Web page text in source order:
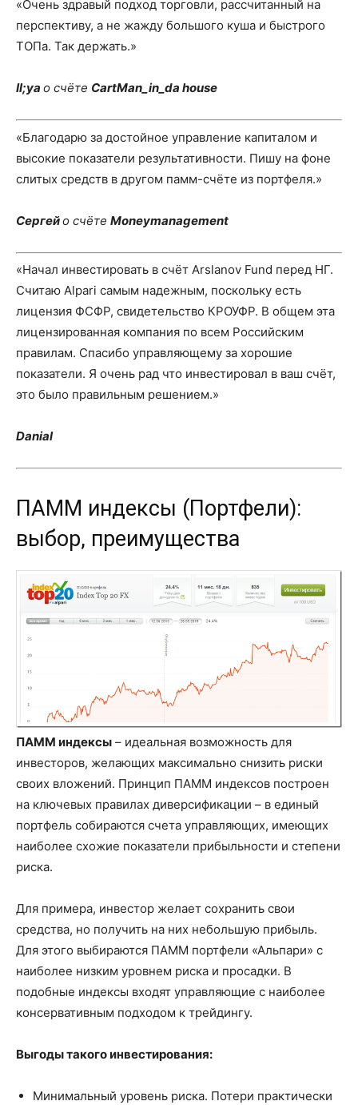
«Очень здравый подход торговли, рассчитанный на
перспективу, а не жажду большого куша и быстрого
ТОПа. Так держать.»
Il;ya о счёте CartMan_in_da house
«Благодарю за достойное управление капиталом и
высокие показатели результативности. Пишу на фоне
слитых средств в другом памм-счёте из портфеля.»
Сергейо счёте Moneymanagement
«Начал инвестировать в счёт Arslanov Fund перед НГ.
Считаю Alpari самым надежным, поскольку есть
лицензия ФСФР, свидетельство КРОУФР. В общем эта
лицензированная компания по всем Российским
правилам. Спасибо управляющему за хорошие
показатели. Я очень рад что инвестировал в ваш счёт,
это было правильным решением.»
Danial
ПАММ индексы (Портфели):
выбор, преимущества
ПАММ индексы – идеальная возможность для
инвесторов, желающих максимально снизить риски
своих вложений. Принцип ПАММ индексов построен
на ключевых правилах диверсификации – в единый
портфель собираются счета управляющих, имеющих
наиболее схожие показатели прибыльности и степени
риска.
Для примера, инвестор желает сохранить свои
средства, но получить на них небольшую прибыль.
Для этого выбираются ПАММ портфели «Альпари» с
наиболее низким уровнем риска и просадки. В
подобные индексы входят управляющие с наиболее
консервативным подходом к трейдингу.
Выгоды такого инвестирования:
Минимальный уровень риска. Потери практически